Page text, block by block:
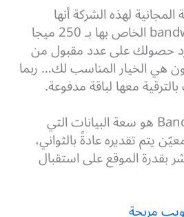
لهذه الشركة أنها
حدّدت سعة الـ bandwidth الخاص بها بـ 250 ميجا
حصولك على عدد مقبول من
هي الخيار المناسب لك… ربما
معها لباقة مدفوعة.
الباندويدث أو Bandwidth هو سعة البيانات التي
يتم تقديره عادةً بالثواني،
بقدرة الموقع على استقبال